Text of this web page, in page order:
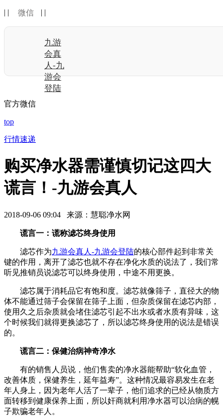
| | 微信 | |
九游
会真
人-九
游会
登陆
官方微信
top
行情速递
购买净水器需谨慎切记这四大
谎言！-九游会真人
2018-09-06 09:04 来源：慧聪净水网
谎言一：谎称滤芯终身使用
滤芯作为九游会真人-九游会登陆的核心部件起到非常关
键的作用，离开了滤芯也就不存在净化水质的说法了，我们常
听见推销员说滤芯可以终身使用，中途不用更换。
滤芯属于消耗品它有饱和度。滤芯就像筛子，直径大的物
体不能通过筛子会保留在筛子上面，但杂质保留在滤芯内部，
使用久之后杂质就会堵住滤芯引起不出水或者水质有异味，这
个时候我们就得更换滤芯了，所以滤芯终身使用的说法是错误
的。
谎言二：保健治病神奇净水
有的销售人员说，他们售卖的净水器能帮助“软化血管，
改善体质，保健养生，延年益寿”。这种情况最容易发生在老
年人身上，因为老年人活了一辈子，他们追求的已经从物质方
面转移到健康保养上面，所以奸商就利用净水器可以治病的幌
子欺骗老年人。